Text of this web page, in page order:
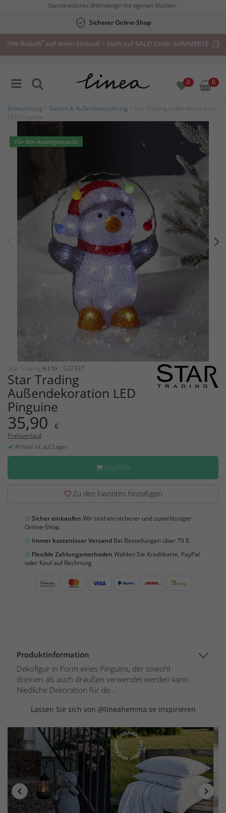
Skandinavisches Wohndesign mit eigenen Mustern.
Sicherer Online-Shop
15% Rabatt* auf einen Einkauf – auch auf SALE! Code: SUMMER15
0 0
Beleuchtung Garten & Außenbeleuchtung > Star Trading Außendekoration
LED Pinguine
Für den Ausengebrauch
Star Trading Art.Nr.: 522337
Star Trading
Außendekoration LED
Pinguine
35,90 €
Preisverlauf
Artikel ist auf Lager
KAUFEN
Zu den Favoriten hinzufügen
Sicher einkaufen Wir sind ein sicherer und zuverlässiger
Online-Shop.
Immer kostenloser Versand Bei Bestellungen über 79 €.
Flexible Zahlungsmethoden Wählen Sie Kreditkarte, PayPal
oder Kauf auf Rechnung
Produktinformation
Dekofigur in Form eines Pinguins, der sowohl
drinnen als auch draußen verwendet werden kann.
Niedliche Dekoration für de...
Lassen Sie sich von @lineahemma.se inspirieren